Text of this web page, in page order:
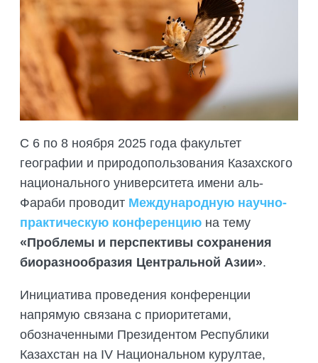
ОБОСНОВАНИЙ
ОРГАНИЗАЦИЯ ТРЕНИНГОВ И
СЕМИНАРОВ, ПОЛЕВЫХ ЭКСКУРСИЙ
ОРГАНИЗАЦИЯ ПОЛЕВЫХ ПРАКТИК,
СТАЖИРОВОК
СОВМЕСТНО С НАУЧНЫМ
ОБЩЕСТВОМ ТЕТИС
СЕЛЕВИНИЯ
SAIGA NEWS
С 6 по 8 ноября 2025 года факультет
географии и природопользования Казахского
национального университета имени аль-
Фараби проводит Международную научно-
практическую конференцию на тему
«Проблемы и перспективы сохранения
биоразнообразия Центральной Азии».
Инициатива проведения конференции
напрямую связана с приоритетами,
обозначенными Президентом Республики
Казахстан на IV Национальном курултае,